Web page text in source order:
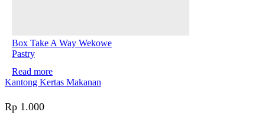
Box Take A Way Wekowe
Pastry
Read more
Kantong Kertas Makanan
Rp 1.000